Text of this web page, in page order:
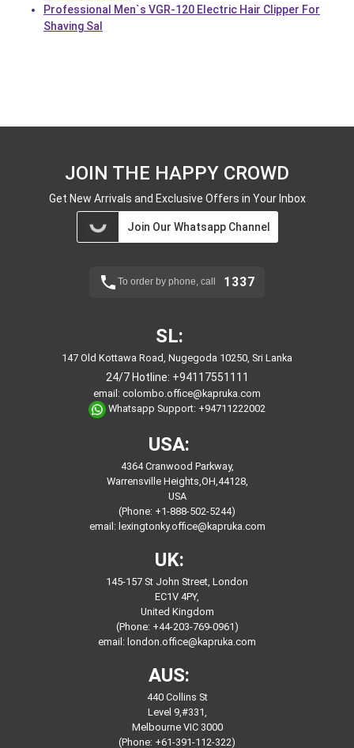
Professional Men`s VGR-120 Electric Hair Clipper For
Shaving Sal
JOIN THE HAPPY CROWD
Get New Arrivals and Exclusive Offers in Your Inbox
Join Our Whatsapp Channel
To order by phone, call 1337
SL:
147 Old Kottawa Road, Nugegoda 10250, Sri Lanka
24/7 Hotline: +94117551111
email: colombo.office@kapruka.com
Whatsapp Support: +94711222002
USA:
4364 Cranwood Parkway,
Warrensville Heights,OH,44128,
USA
(Phone: +1-888-502-5244)
email: lexingtonky.office@kapruka.com
UK:
145-157 St John Street, London
EC1V 4PY,
United Kingdom
(Phone: +44-203-769-0961)
email: london.office@kapruka.com
AUS:
440 Collins St
Level 9,#331,
Melbourne VIC 3000
(Phone: +61-391-112-322)